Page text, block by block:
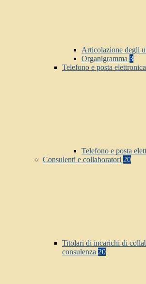
Articolazione degli
Organigramma 3
Telefono e posta elettronica
Telefono e posta
Consulenti e collaboratori 20
Titolari di incarichi di
consulenza 20